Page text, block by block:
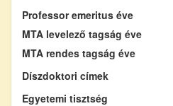
Professor emeritus éve
MTA levelező tagság éve
MTA rendes tagság éve
Díszdoktori címek
Egyetemi tisztség